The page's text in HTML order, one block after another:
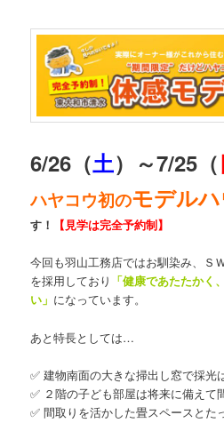
6/26（土）～7/25（
ハヤコウ初のモデル
す！
【見学は完全予約制】
今回も羽山工務店ではお馴染み、Ｓ
を採用しており 「健康であたたかく
い」 になっています。
あと特長としては…
✅ 建物南面の大きな掃出し窓で採光
✅ ２階の子ども部屋は将来に備えて
✅ 間取りを活かした畳スペースとた